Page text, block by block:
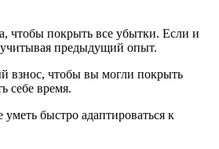
чтобы покрыть все убытки. Если и
учитывая предыдущий опыт.
взнос, чтобы вы могли покрыть
себе время.
быстро адаптироваться к